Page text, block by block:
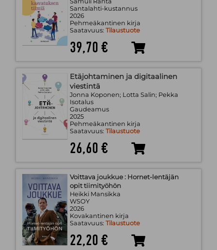
Santalahti-kustannus
2026
Pehmeäkantinen kirja
Saatavuus: Tilaustuote
39,70 €
Etäjohtaminen ja digitaalinen
viestintä
Jonna Koponen; Lotta Salin; Pekka
Isotalus
Gaudeamus
2025
Pehmeäkantinen kirja
Saatavuus: Tilaustuote
26,60 €
Voittava joukkue : Hornet-lentäjän
opit tiimityöhön
Heikki Mansikka
WSOY
2026
Kovakantinen kirja
Saatavuus: Tilaustuote
22,20 €